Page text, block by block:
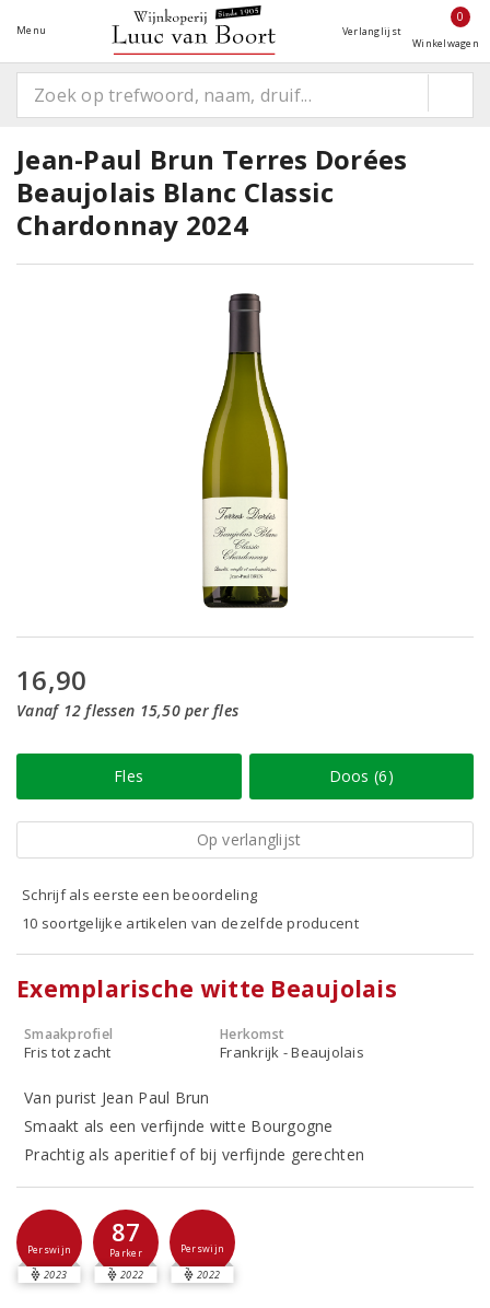
Menu Verlanglijst
0
Winkelwagen
Jean-Paul Brun Terres Dorées
Beaujolais Blanc Classic
Chardonnay 2024
16,90
Vanaf 12 flessen 15,50 per fles
Fles Doos (6)
Op verlanglijst
Schrijf als eerste een beoordeling
10 soortgelijke artikelen van dezelfde producent
Exemplarische witte Beaujolais
Smaakprofiel
Fris tot zacht
Herkomst
Frankrijk - Beaujolais
Van purist Jean Paul Brun
Smaakt als een verfijnde witte Bourgogne
Prachtig als aperitief of bij verfijnde gerechten
Perswijn
2023
87
Parker
2022
Perswijn
2022